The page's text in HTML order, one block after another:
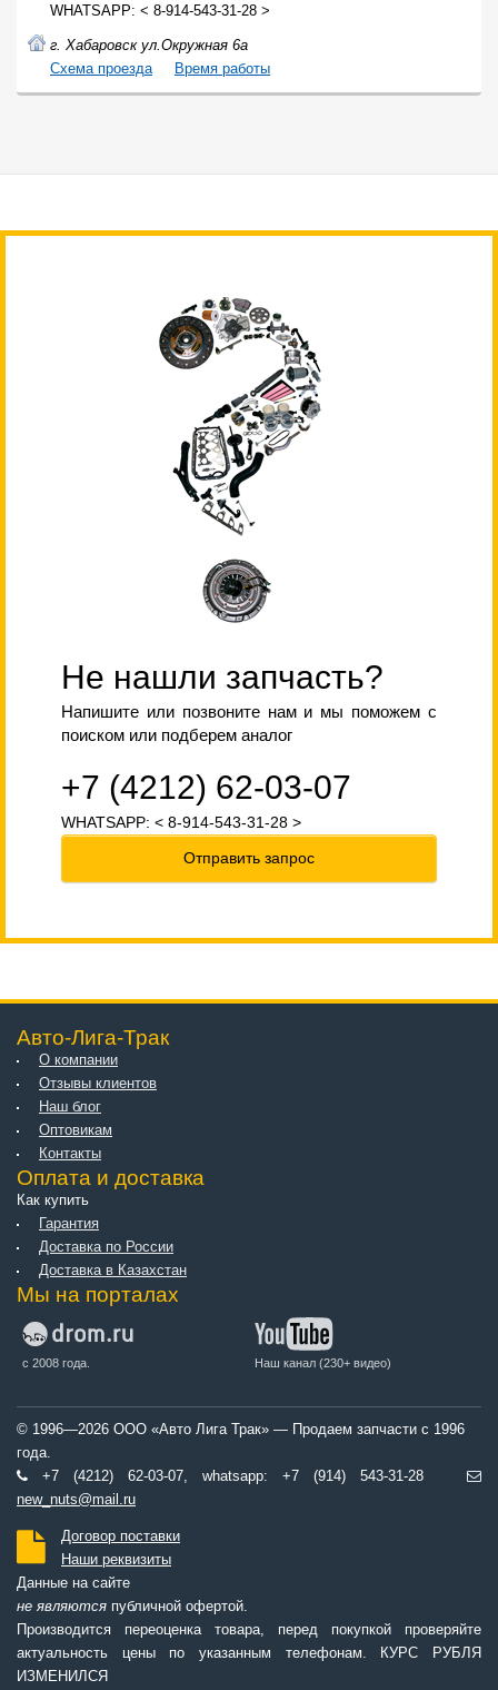
WHATSAPP: < 8-914-543-31-28 >
г. Хабаровск ул.Окружная 6а
Cхема проезда
Время работы
Не нашли запчасть?
Напишите или позвоните нам и мы поможем с
поиском или подберем аналог
+7 (4212) 62-03-07
WHATSAPP: < 8-914-543-31-28 >
Отправить запрос
Авто-Лига-Трак
О компании
Отзывы клиентов
Наш блог
Оптовикам
Контакты
Оплата и доставка
Как купить
Гарантия
Доставка по России
Доставка в Казахстан
Мы на порталах
с 2008 года. Наш канал (230+ видео)
© 1996—2026 ООО «Авто Лига Трак» — Продаем запчасти с 1996
года.
+7 (4212) 62-03-07, whatsapp: +7 (914) 543-31-28
new_nuts@mail.ru
Договор поставки
Наши реквизиты
Данные на сайте
не являются публичной офертой.
Производится переоценка товара, перед покупкой проверяйте
актуальность цены по указанным телефонам. КУРС РУБЛЯ
ИЗМЕНИЛСЯ